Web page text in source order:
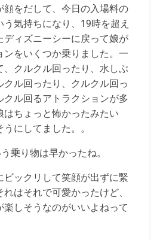
顔をだして、今日の入場料の
気持ちになり、19時を超え
ディズニーシーに戻って娘が
ンをいくつか乗りました。一
、クルクル回ったり、水しぶ
クル回ったり、クルクル回っ
クル回るアトラクションが多
はちょっと怖かったみたい
にしてました。。
乗り物は早かったね。
ビックリして笑顔が出ずに緊
はそれで可愛かったけど、
楽しそうなのがいいよねって